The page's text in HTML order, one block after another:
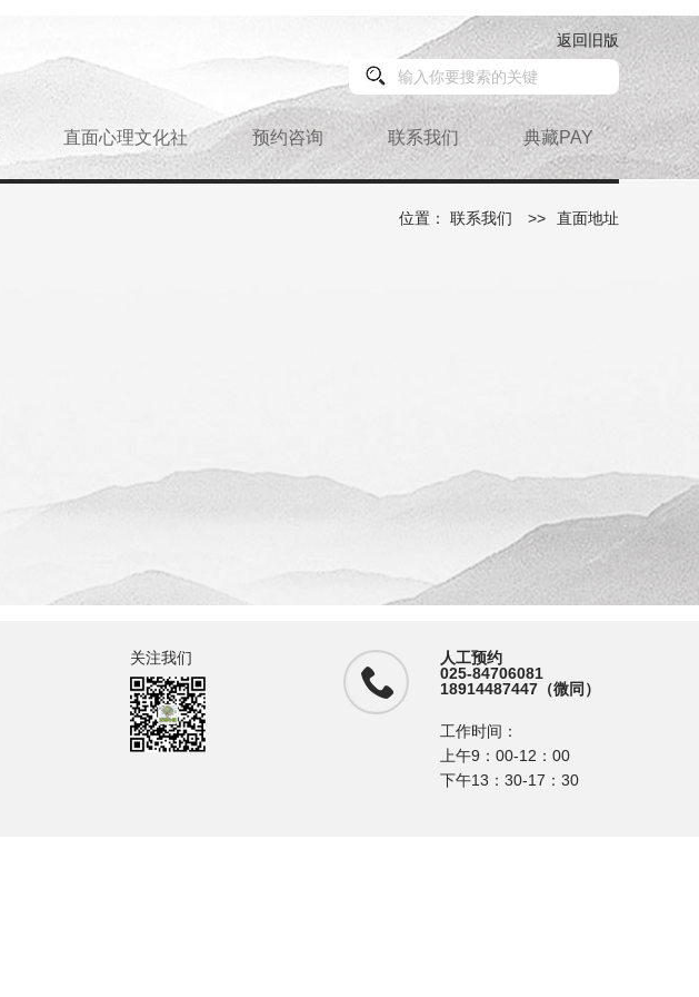
返回旧版
直面心理文化社 预约咨询 联系我们 典藏PAY
位置： 联系我们 >> 直面地址
人工预约
025-84706081
18914487447（微同）
工作时间：
上午9：00-12：00
下午13：30-17：30
关注我们